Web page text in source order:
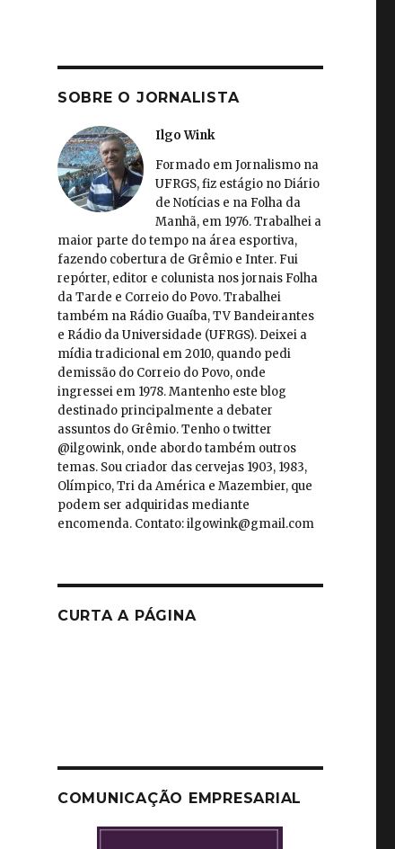
SOBRE O JORNALISTA
Ilgo Wink
Formado em Jornalismo na
UFRGS, fiz estágio no Diário
de Notícias e na Folha da
Manhã, em 1976. Trabalhei a
maior parte do tempo na área esportiva,
fazendo cobertura de Grêmio e Inter. Fui
repórter, editor e colunista nos jornais Folha
da Tarde e Correio do Povo. Trabalhei
também na Rádio Guaíba, TV Bandeirantes
e Rádio da Universidade (UFRGS). Deixei a
mídia tradicional em 2010, quando pedi
demissão do Correio do Povo, onde
ingressei em 1978. Mantenho este blog
destinado principalmente a debater
assuntos do Grêmio. Tenho o twitter
@ilgowink, onde abordo também outros
temas. Sou criador das cervejas 1903, 1983,
Olímpico, Tri da América e Mazembier, que
podem ser adquiridas mediante
encomenda. Contato: ilgowink@gmail.com
CURTA A PÁGINA
COMUNICAÇÃO EMPRESARIAL